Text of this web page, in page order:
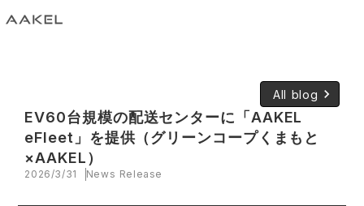
All blog keyboard_arrow_right
EV60台規模の配送センターに「AAKEL
eFleet」を提供（グリーンコープくまもと
×AAKEL）
2026/3/31 News Release